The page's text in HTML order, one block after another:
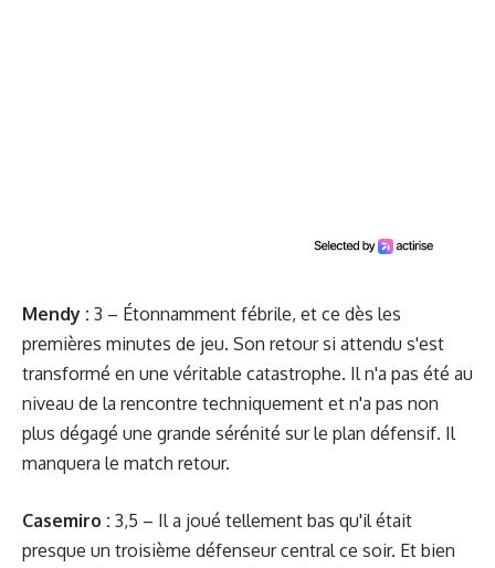
Mendy : 3 – Étonnamment fébrile, et ce dès les
premières minutes de jeu. Son retour si attendu s'est
transformé en une véritable catastrophe. Il n'a pas été au
niveau de la rencontre techniquement et n'a pas non
plus dégagé une grande sérénité sur le plan défensif. Il
manquera le match retour.
Casemiro : 3,5 – Il a joué tellement bas qu'il était
presque un troisième défenseur central ce soir. Et bien